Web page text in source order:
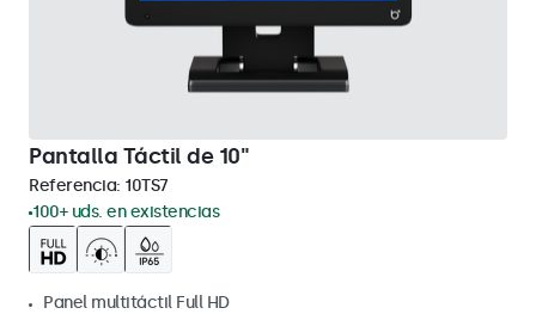
Pantalla Táctil de 10"
Referencia: 10TS7
100+ uds. en existencias
Panel multitáctil Full HD